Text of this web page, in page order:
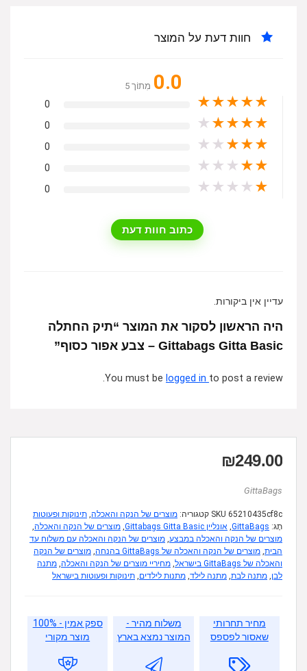
חוות דעת על המוצר
0.0 מִתוֹך 5
★
★
★
★
★
0
★
★
★
★
★
0
★
★
★
★
★
0
★
★
★
★
★
0
★
★
★
★
★
0
כתוב חוות דעת
עדיין אין ביקורות.
היה הראשון לסקור את המוצר “תיק החתלה
Gittabags Gitta Basic – צבע אפור כסוף”
You must be logged in to post a review.
₪249.00
GittaBags
SKU 65210435cf8c קטגוריה: מוצרים של הנקה והאכלה, תינוקות ופעוטות
תָג: GittaBags
, אונליין Gittabags Gitta Basic , מוצרים של הנקה והאכלה,
מוצרים של הנקה והאכלה במבצע, מוצרים של הנקה והאכלה עם משלוח עד
הבית, מוצרים של הנקה והאכלה של GittaBags בהנחה , מוצרים של הנקה
והאכלה של GittaBags בישראל
, מחיריי מוצרים של הנקה והאכלה, מתנה
לבן, מתנה לבת, מתנה לילד, מתנות לילדים, תינוקות ופעוטות בישראל
מחיר תחרותי
שאסור לפספס
משלוח מהיר -
המוצר נמצא בארץ
ספק אמין - 100%
מוצר מקורי